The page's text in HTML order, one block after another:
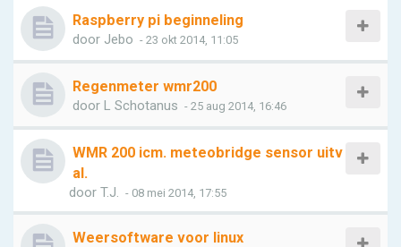
Raspberry pi beginneling
door Jebo - 23 okt 2014, 11:05
Regenmeter wmr200
door L Schotanus - 25 aug 2014, 16:46
WMR 200 icm. meteobridge sensor uitv
al.
door T.J. - 08 mei 2014, 17:55
Weersoftware voor linux